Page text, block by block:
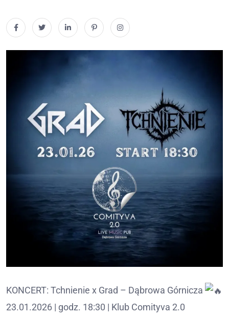
KONCERT: Tchnienie x Grad – Dąbrowa Górnicza
23.01.2026 | godz. 18:30 | Klub Comityva 2.0